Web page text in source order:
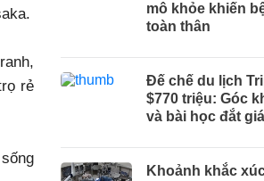
rẻ
mô khỏe khiến
toàn thân
Đế chế du lịch
$770 triệu: Góc
và bài học đắt giá
Khoảnh khắc